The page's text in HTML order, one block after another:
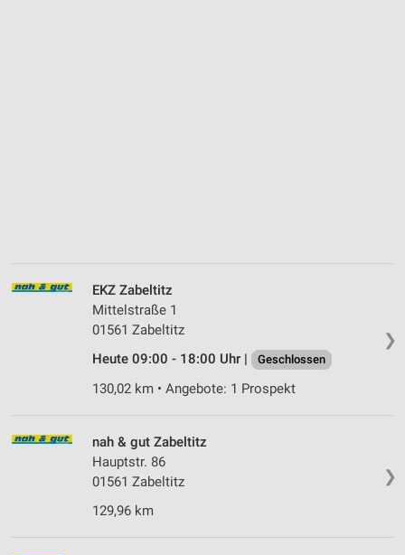
❯
EKZ Zabeltitz
Mittelstraße 1
01561 Zabeltitz
Heute 09:00 - 18:00 Uhr |
Geschlossen
130,02 km • Angebote: 1 Prospekt
❯
nah & gut Zabeltitz
Hauptstr. 86
01561 Zabeltitz
129,96 km